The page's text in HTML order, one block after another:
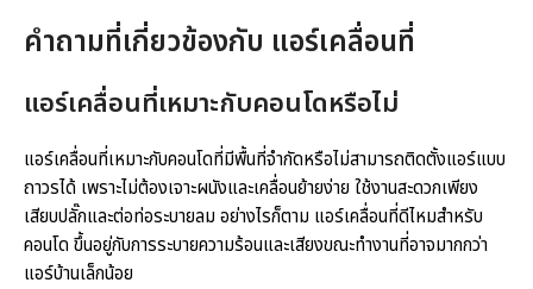
คำถามที่เกี่ยวข้องกับ แอร์เคลื่อนที่
แอร์เคลื่อนที่เหมาะกับคอนโดหรือไม่
แอร์เคลื่อนที่เหมาะกับคอนโดที่มีพื้นที่จำกัดหรือไม่สามารถติดตั้งแอร์แบบ
ถาวรได้ เพราะไม่ต้องเจาะผนังและเคลื่อนย้ายง่าย ใช้งานสะดวกเพียง
เสียบปลั๊กและต่อท่อระบายลม อย่างไรก็ตาม แอร์เคลื่อนที่ดีไหมสำหรับ
คอนโด ขึ้นอยู่กับการระบายความร้อนและเสียงขณะทำงานที่อาจมากกว่า
แอร์บ้านเล็กน้อย